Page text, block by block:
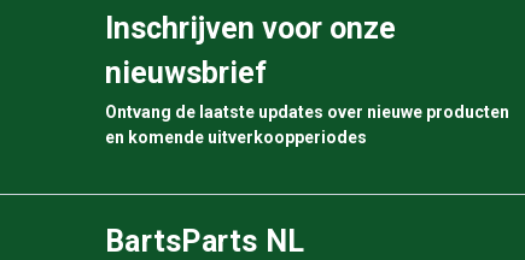
Inschrijven voor onze
nieuwsbrief
Ontvang de laatste updates over nieuwe producten
en komende uitverkoopperiodes
BartsParts NL